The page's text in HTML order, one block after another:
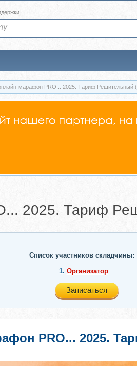
марафон PRO... 2025. Тариф Решительный
2025. Тариф
Список участников складчины:
1. Организатор
Записаться
PRO... 2025.